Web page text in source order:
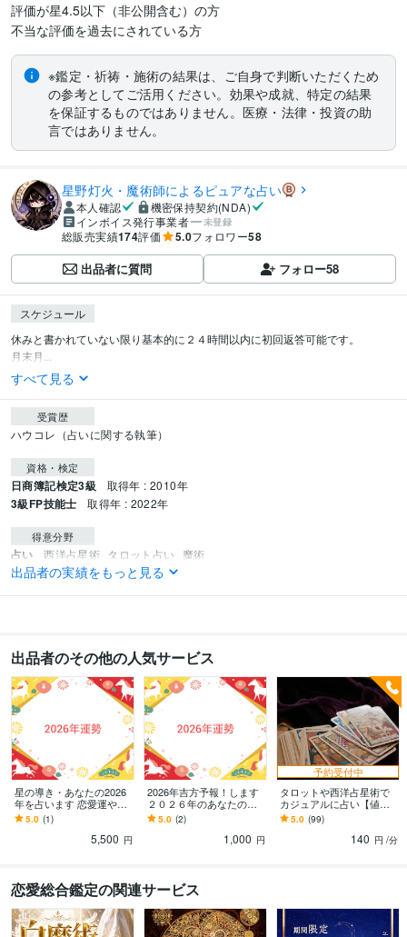
評価が星4.5以下（非公開含む）の方
不当な評価を過去にされている方
※鑑定・祈祷・施術の結果は、ご自身で判断いただくため
の参考としてご活用ください。効果や成就、特定の結果
を保証するものではありません。医療・法律・投資の助
言ではありません。
星野灯火・魔術師によるピュアな占い
本人確認
機密保持契約(NDA)
インボイス発行事業者
未登録
総販売実績174評価 5.0フォロワー58
出品者に質問 フォロー58
スケジュール
休みと書かれていない限り基本的に２４時間以内に初回返答可能です。
月末月...
すべて見る
受賞歴
ハウコレ（占いに関する執筆）
資格・検定
日商簿記検定3級 取得年 : 2010年
3級FP技能士 取得年 : 2022年
得意分野
占い 西洋占星術 タロット占い 魔術
占い、スピリチュアル
出品者の実績をもっと見る
出品者のその他の人気サービス
星の導き・あなたの2026
年を占います 恋愛運や、
仕事運、注意点を占星
術、気学を元に季節毎に
5.0 (1)
5,500 円
2026年吉方予報！します
２０２６年のあなたの吉
方を月毎に占います
5.0 (2)
1,000 円
予約受付中
タロットや西洋占星術で
カジュアルに占い【値
引】ます 真実を映す鑑
定、あなたの道を星の光
5.0 (99)
140 円 /分
恋愛総合鑑定の関連サービス